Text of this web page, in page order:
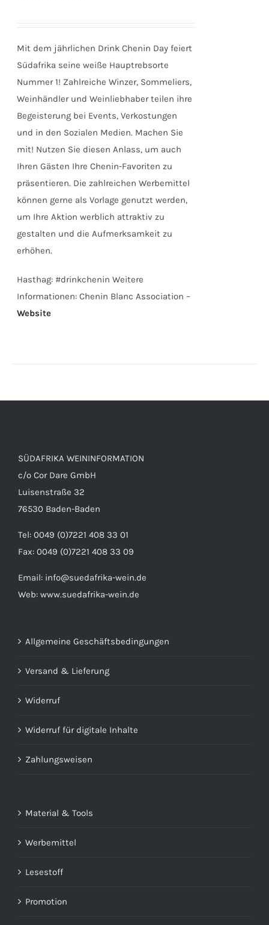
Mit dem jährlichen Drink Chenin Day feiert
Südafrika seine weiße Hauptrebsorte
Nummer 1! Zahlreiche Winzer, Sommeliers,
Weinhändler und Weinliebhaber teilen ihre
Begeisterung bei Events, Verkostungen
und in den Sozialen Medien. Machen Sie
mit! Nutzen Sie diesen Anlass, um auch
Ihren Gästen Ihre Chenin-Favoriten zu
präsentieren. Die zahlreichen Werbemittel
können gerne als Vorlage genutzt werden,
um Ihre Aktion werblich attraktiv zu
gestalten und die Aufmerksamkeit zu
erhöhen.
Hasthag: #drinkchenin Weitere
Informationen: Chenin Blanc Association –
Website
SÜDAFRIKA WEININFORMATION
c/o Cor Dare GmbH
Luisenstraße 32
76530 Baden-Baden
Tel: 0049 (0)7221 408 33 01
Fax: 0049 (0)7221 408 33 09
Email: info@suedafrika-wein.de
Web: www.suedafrika-wein.de
Allgemeine Geschäftsbedingungen
Versand & Lieferung
Widerruf
Widerruf für digitale Inhalte
Zahlungsweisen
Material & Tools
Werbemittel
Lesestoff
Promotion